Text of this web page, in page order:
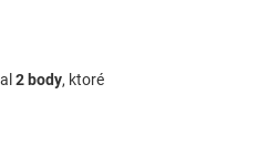
2 body, ktoré